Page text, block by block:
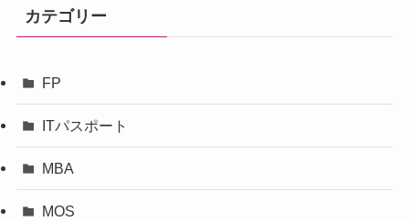
カテゴリー
FP
ITパスポート
MBA
MOS